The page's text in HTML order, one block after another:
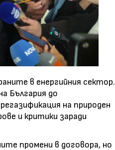
в енергийния сектор.
България до
на природен
и критики заради
промени в договора, но